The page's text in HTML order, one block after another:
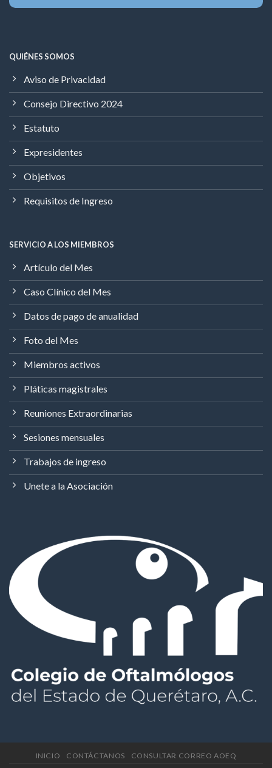
QUIÉNES SOMOS
Aviso de Privacidad
Consejo Directivo 2024
Estatuto
Expresidentes
Objetivos
Requisitos de Ingreso
SERVICIO A LOS MIEMBROS
Artículo del Mes
Caso Clínico del Mes
Datos de pago de anualidad
Foto del Mes
Miembros activos
Pláticas magistrales
Reuniones Extraordinarias
Sesiones mensuales
Trabajos de ingreso
Unete a la Asociación
INICIO CONTÁCTANOS CONSULTAR CORREO AOEQ